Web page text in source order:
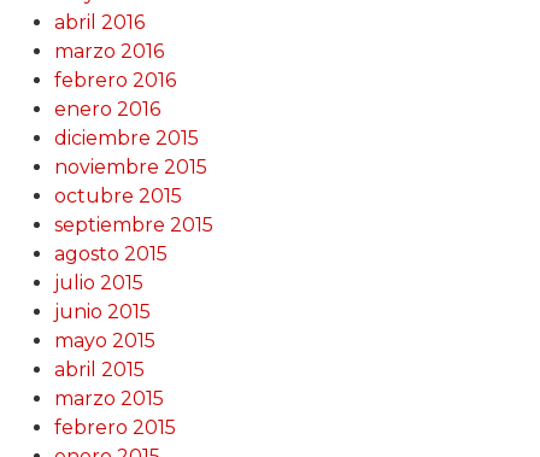
abril 2016
marzo 2016
febrero 2016
enero 2016
diciembre 2015
noviembre 2015
octubre 2015
septiembre 2015
agosto 2015
julio 2015
junio 2015
mayo 2015
abril 2015
marzo 2015
febrero 2015